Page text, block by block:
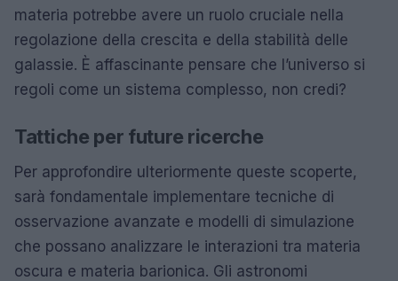
materia potrebbe avere un ruolo cruciale nella
regolazione della crescita e della stabilità delle
galassie. È affascinante pensare che l’universo si
regoli come un sistema complesso, non credi?
Tattiche per future ricerche
Per approfondire ulteriormente queste scoperte,
sarà fondamentale implementare tecniche di
osservazione avanzate e modelli di simulazione
che possano analizzare le interazioni tra materia
oscura e materia barionica. Gli astronomi